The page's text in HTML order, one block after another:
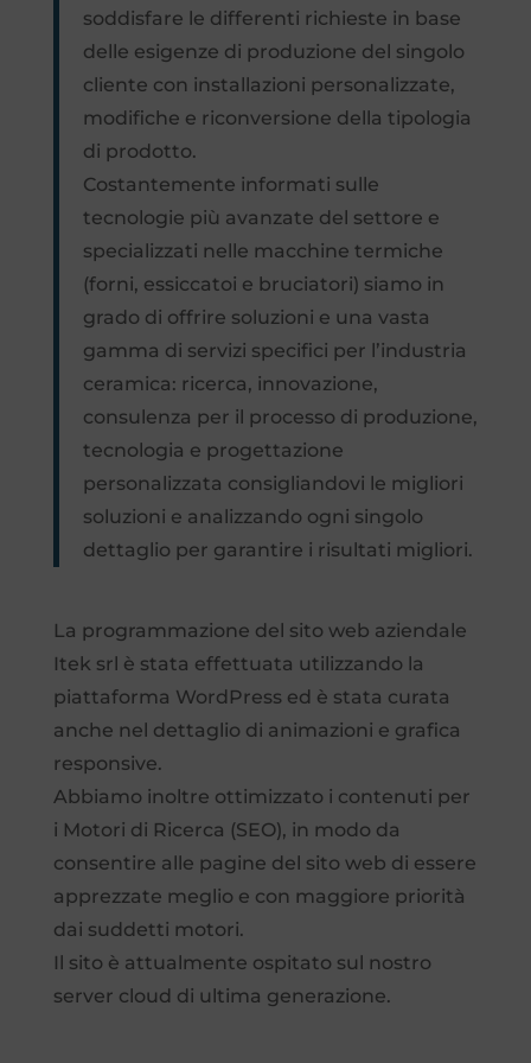
soddisfare le differenti richieste in base
delle esigenze di produzione del singolo
cliente con installazioni personalizzate,
modifiche e riconversione della tipologia
di prodotto.
Costantemente informati sulle
tecnologie più avanzate del settore e
specializzati nelle macchine termiche
(forni, essiccatoi e bruciatori) siamo in
grado di offrire soluzioni e una vasta
gamma di servizi specifici per l’industria
ceramica: ricerca, innovazione,
consulenza per il processo di produzione,
tecnologia e progettazione
personalizzata consigliandovi le migliori
soluzioni e analizzando ogni singolo
dettaglio per garantire i risultati migliori.
La programmazione del sito web aziendale
Itek srl è stata effettuata utilizzando la
piattaforma WordPress ed è stata curata
anche nel dettaglio di animazioni e grafica
responsive.
Abbiamo inoltre ottimizzato i contenuti per
i Motori di Ricerca (SEO), in modo da
consentire alle pagine del sito web di essere
apprezzate meglio e con maggiore priorità
dai suddetti motori.
Il sito è attualmente ospitato sul nostro
server cloud di ultima generazione.